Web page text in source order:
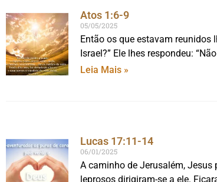
Atos 1:6-9
05/05/2025
Então os que estavam reunidos
Israel?” Ele lhes respondeu:
Leia Mais »
Lucas 17:11-14
06/01/2025
A caminho de Jerusalém, Jesus
leprosos dirigiram-se a ele.